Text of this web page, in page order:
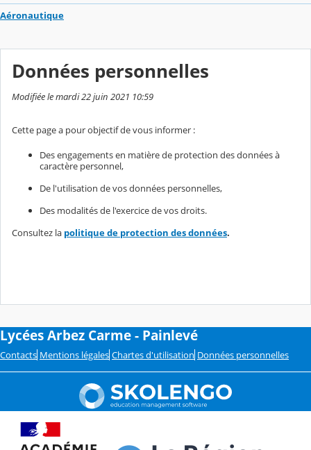
Aéronautique
Données personnelles
Modifiée le mardi 22 juin 2021 10:59
Cette page a pour objectif de vous informer :
Des engagements en matière de protection des données à
caractère personnel,
De l'utilisation de vos données personnelles,
Des modalités de l'exercice de vos droits.
Consultez la politique de protection des données.
Lycées Arbez Carme - Painlevé
Contacts Mentions légales Chartes d'utilisation Données personnelles